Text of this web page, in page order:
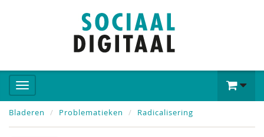
Bladeren Problematieken Radicalisering